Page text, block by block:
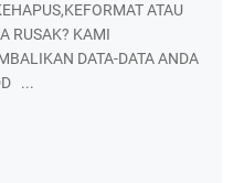
ATAU
RUSAK? KAMI
DATA-DATA ANDA
...